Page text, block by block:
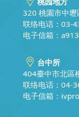
320 桃園市中
联络电话：03-
电子信箱：
台中所
404臺中市北區
联络电话：04-
电子信箱：